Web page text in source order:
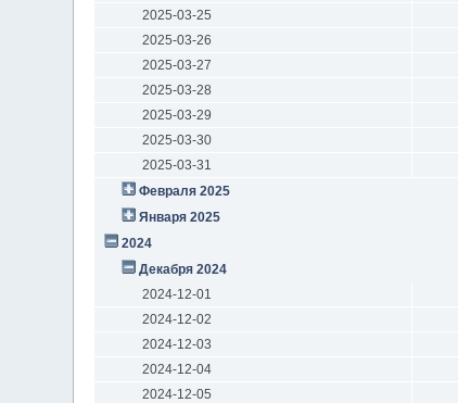
2025-03-25
2025-03-26
2025-03-27
2025-03-28
2025-03-29
2025-03-30
2025-03-31
Февраля 2025
Января 2025
2024
Декабря 2024
2024-12-01
2024-12-02
2024-12-03
2024-12-04
2024-12-05